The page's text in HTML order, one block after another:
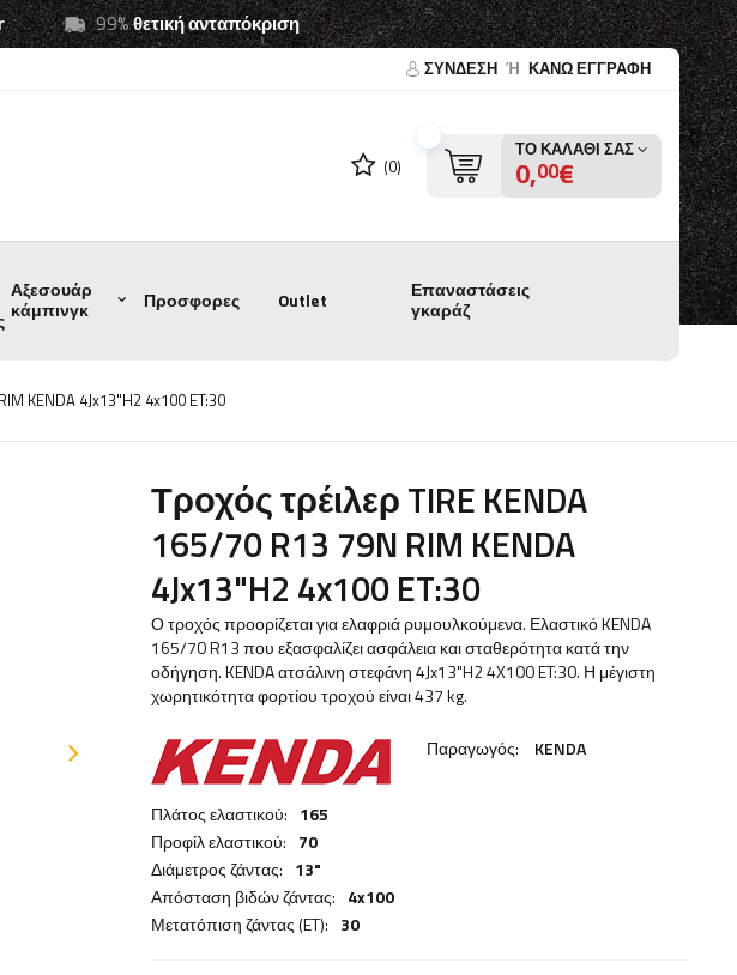
99%θετική ανταπόκριση
ΣΎΝΔΕΣΗ Ή ΚΑΝΩ ΕΓΓΡΑΦΗ
(0)
ΤΟ ΚΑΛΆΘΙ ΣΑΣ
0,00€
Αξεσουάρ
κάμπινγκ
Προσφορες Outlet
Επαναστάσεις
γκαράζ
KENDA 4Jx13"H2 4x100 ET:30
Τροχός τρέιλερ TIRE KENDA
165/70 R13 79N RIM KENDA
4Jx13"H2 4x100 ET:30
Ο τροχός προορίζεται για ελαφριά ρυμουλκούμενα. Ελαστικό KENDA
165/70 R13 που εξασφαλίζει ασφάλεια και σταθερότητα κατά την
οδήγηση. KENDA ατσάλινη στεφάνη 4Jx13"H2 4X100 ET:30. Η μέγιστη
χωρητικότητα φορτίου τροχού είναι 437 kg.
Παραγωγός: KENDA
Πλάτος ελαστικού: 165
Προφίλ ελαστικού: 70
Διάμετρος ζάντας: 13"
Απόσταση βιδών ζάντας: 4x100
Μετατόπιση ζάντας (ET): 30